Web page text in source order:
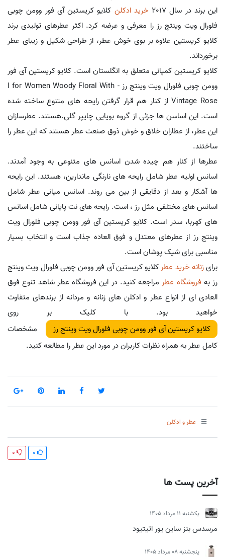
آخرین پست ها
يكشنبه 11 مرداد 1405
مرسدس بنز ساین یور اتیتیود
پنجشنبه 08 مرداد 1405
این برند در سال 2017
خرید ادکلن کلایو کریستین آی فور وومن چوبی
فلورال ویت وینتج رز را معرفی و عرضه کرد. اکثر عطرهای تولیدی برند
کلایو کریستین علاوه بر بوی خوش عطر، از طراحی شکیل و زیبای عطر
برخورداند.
کلایو کریستین کمپانی متعلق به انگلستان است. کلایو کریستین آی فور
وومن چوبی فلورال ویت وینتج رز - I for Women Woody Floral With
Vintage Rose از کنار هم قرار گرفتن رایحه های متنوع ساخته شده
است. این اساسن ها جزئی از گروه بویایی چایپر گلی.هستند. عطرسازان
این عطر، از عطاران خلاق و خوش ذوق صنعت عطر هستند که این عطر را
ساختند.
عطرها از کنار هم چیده شدن اسانس های متنوعی به وجود آمدند.
اسانس اولیه عطر شامل رایحه های نارنگی ماندارین، هستند. این رایحه
ها آشکار و بعد از دقایقی از بین می روند. اسانس میانی عطر شامل
اسانس های مختلفی مثل رز ، است. رایحه های نت پایانی شامل اسانس
های کهربا، سدر است. کلایو کریستین آی فور وومن چوبی فلورال ویت
وینتج رز از عطرهای معتدل و فوق العاده جذاب است و انتخاب بسیار
مناسبی برای شیک پوشان است.
برایزنانه خرید عطر کلایو کریستین آی فور وومن چوبی فلورال ویت وینتج
رز به فروشگاه عطر مراجعه کنید. در این فروشگاه عطر شاهد تنوع فوق
العادی ای از انواع عطر و ادکلن های زنانه و مردانه از برندهای متفاوت
خواهید بود. با کلیک بر روی
کلایو کریستین آی فور وومن چوبی فلورال ویت وینتج رز
مشخصات
کامل عطر به همراه نظرات کاربران در مورد این عطر را مطالعه کنید.
عطر و ادکلن